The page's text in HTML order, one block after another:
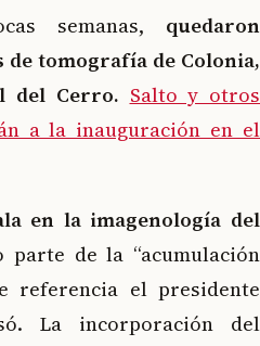
semanas, quedaron
tomografía de Colonia,
del Cerro. Salto y otros
a la inauguración en el
en la imagenología del
parte de la “acumulación
referencia el presidente
La incorporación del